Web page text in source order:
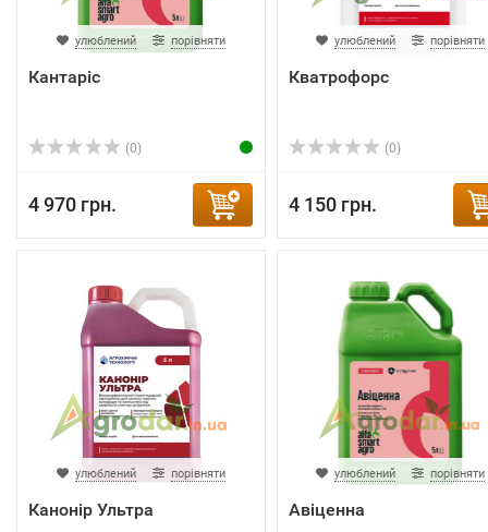
улюблений порівняти
Кантаріс
(0)
4 970 грн.
улюблений порівняти
Кватрофорс
(0)
4 150 грн.
улюблений порівняти
Канонір Ультра
улюблений порівняти
Авіценна